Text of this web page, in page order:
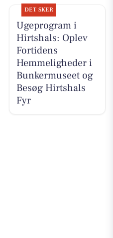
DET SKER
Ugeprogram i
Hirtshals: Oplev
Fortidens
Hemmeligheder i
Bunkermuseet og
Besøg Hirtshals
Fyr